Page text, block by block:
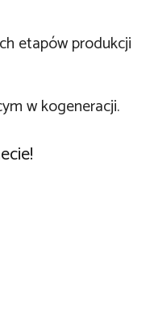
etapów produkcji
w kogeneracji.